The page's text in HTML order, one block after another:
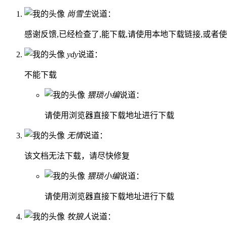
尚雪生说道：
感谢反馈,已经检查了,能下载,请使用本地下载链接,或者
ydy说道：
不能下载
猥琐小编说道：
请使用浏览器直接下载地址进行下载
无情说道：
该文档无法下载，请尽快修复
猥琐小编说道：
请使用浏览器直接下载地址进行下载
牧狼人说道：